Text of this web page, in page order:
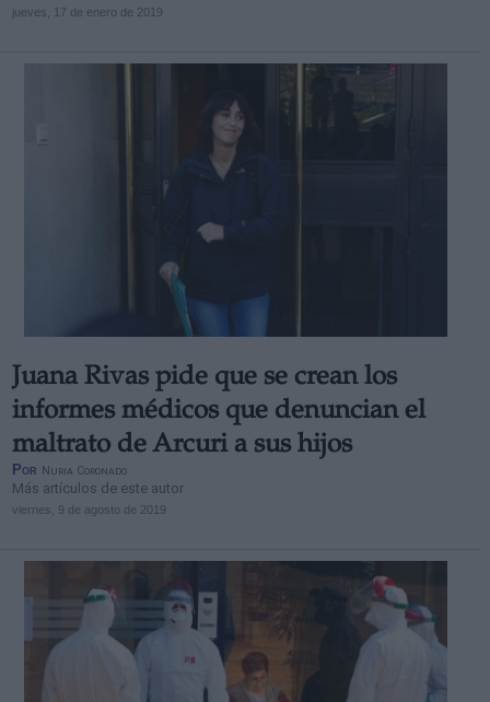
jueves, 17 de enero de 2019
Juana Rivas pide que se crean los
informes médicos que denuncian el
maltrato de Arcuri a sus hijos
Por Nuria Coronado
Más artículos de este autor
viernes, 9 de agosto de 2019